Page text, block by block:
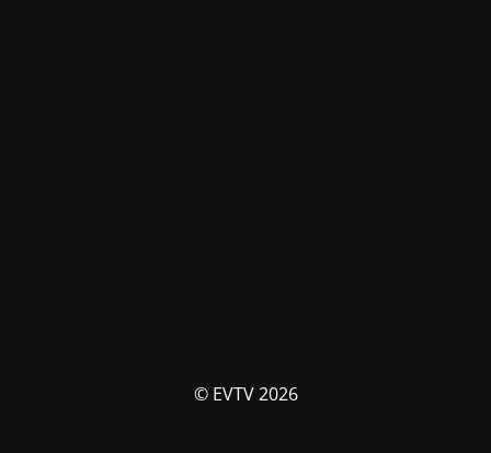
© EVTV 2026